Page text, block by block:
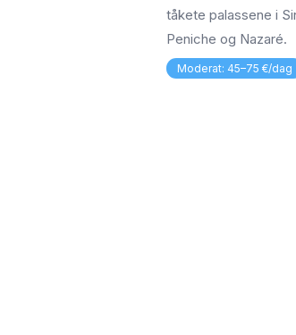
tåkete palassene i
Peniche og Nazaré.
Moderat: 45–75 €/dag